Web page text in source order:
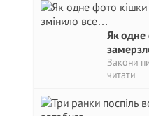
Як одне
Закони
читати